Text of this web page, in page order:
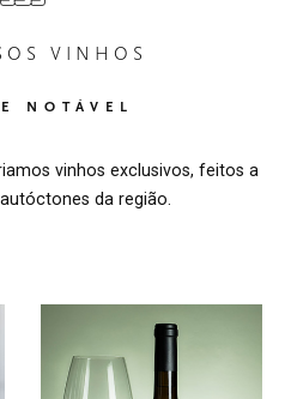
VINHOS
NOTÁVEL
vinhos exclusivos, feitos a
da região.